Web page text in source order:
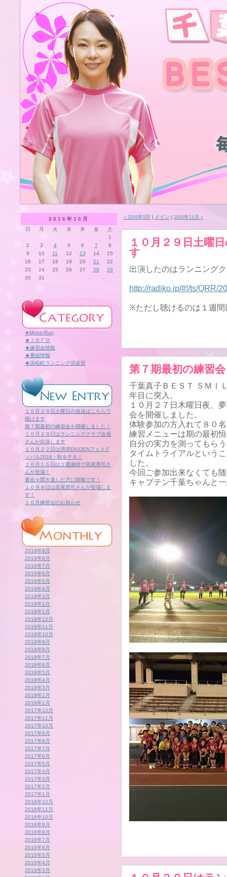
2016年10月
日
月 火 水 木 金
土
1
2
3 4 5 6 7
8
9
10 11 12 13 14
15
16
17 18 19 20 21
22
23
24 25 26 27 28
29
30
31
★Mono-Run
★ＩＮＦＯ
★練習会情報
★番組情報
★浜松町ランニング倶楽部
１０月２９日土曜日の放送はこちらで
聴けます
第７期最初の練習会を開催しました！
１０月２９日はランニングクラブ会員
さんが出演します
１０月２２日は湾岸EKIDENフェステ
ィバル2016・秋をＰＲ！
１０月１５日は２週連続で高尾憲司さ
んが登場！
番組を聞き逃した方に朗報です！
１０月８日は高尾憲司さんが登場しま
す！
１０月練習会のお知らせ
2019年9月
2019年8月
2019年7月
2019年6月
2019年5月
2019年4月
2019年3月
2019年2月
2019年1月
2018年12月
2018年11月
2018年10月
2018年9月
2018年8月
2018年7月
2018年6月
2018年5月
2018年4月
2018年3月
2018年2月
2018年1月
2017年12月
2017年11月
2017年10月
2017年9月
2017年8月
2017年7月
2017年6月
2017年5月
2017年4月
2017年3月
2017年2月
2017年1月
2016年12月
2016年11月
2016年10月
2016年9月
2016年8月
2016年7月
2016年6月
2016年5月
2016年4月
2016年3月
« 2016年9月 | メイン | 2016年11月 »
１０月２９日土曜
す
出演したのはランニング
http://radiko.jp/#!/ts/QRR/
※ただし聴けるのは１週間
第７期最初の練習
千葉真子ＢＥＳＴ ＳＭＩ
年目に突入。
１０月２７日木曜日夜、
会を開催しました。
体験参加の方入れて８０
練習メニューは期の最初
自分の実力を測ってもら
タイムトライアルという
した。
今回ご参加出来なくても
キャプテン千葉ちゃんと